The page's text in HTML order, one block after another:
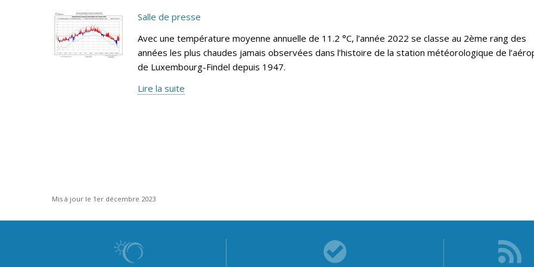
Salle de presse
Avec une température moyenne annuelle de 11.2 °C, l’année 2022 se classe au 2ème rang des
années les plus chaudes jamais observées dans l’histoire de la station météorologique de
de Luxembourg-Findel depuis 1947.
Lire la suite
Mis à jour le 1er décembre 2023